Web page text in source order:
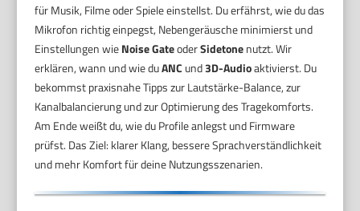
für Musik, Filme oder Spiele einstellst. Du erfährst, wie du das
Mikrofon richtig einpegst, Nebengeräusche minimierst und
Einstellungen wieNoise GateoderSidetonenutzt. Wir
erklären, wann und wie duANC und3D-Audioaktivierst. Du
bekommst praxisnahe Tipps zur Lautstärke-Balance, zur
Kanalbalancierung und zur Optimierung des Tragekomforts.
Am Ende weißt du, wie du Profile anlegst und Firmware
prüfst. Das Ziel: klarer Klang, bessere Sprachverständlichkeit
und mehr Komfort für deine Nutzungsszenarien.